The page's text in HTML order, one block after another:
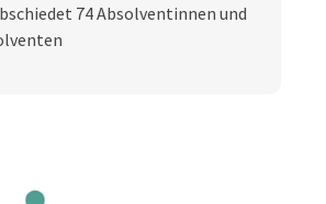
74 Absolventinnen und